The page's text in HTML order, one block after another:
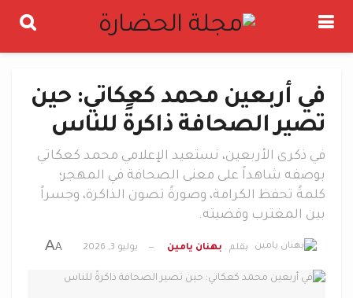
في أربعين محمد كعكاتي: حين
تصير الصحافة ذاكرةً للناس
في ذكرى الأربعين، نستعيد الإعلامي محمد كعكاتي
بوصفه شاهداً على معنى الصحافة في المهجر؛
كلمةً تحفظ الكرامة، وصورةً تصون الذاكرة، وجسراً
بين المغترب وقضيته.
بقلم . بهنان يامين يوليو 3, 2026 A
A